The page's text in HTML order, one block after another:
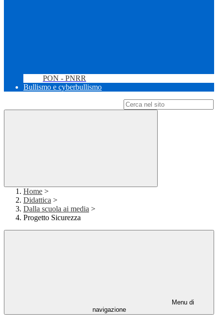
PON - PNRR
Bullismo e cyberbullismo
Home >
Didattica >
Dalla scuola ai media >
Progetto Sicurezza
Menu di
navigazione